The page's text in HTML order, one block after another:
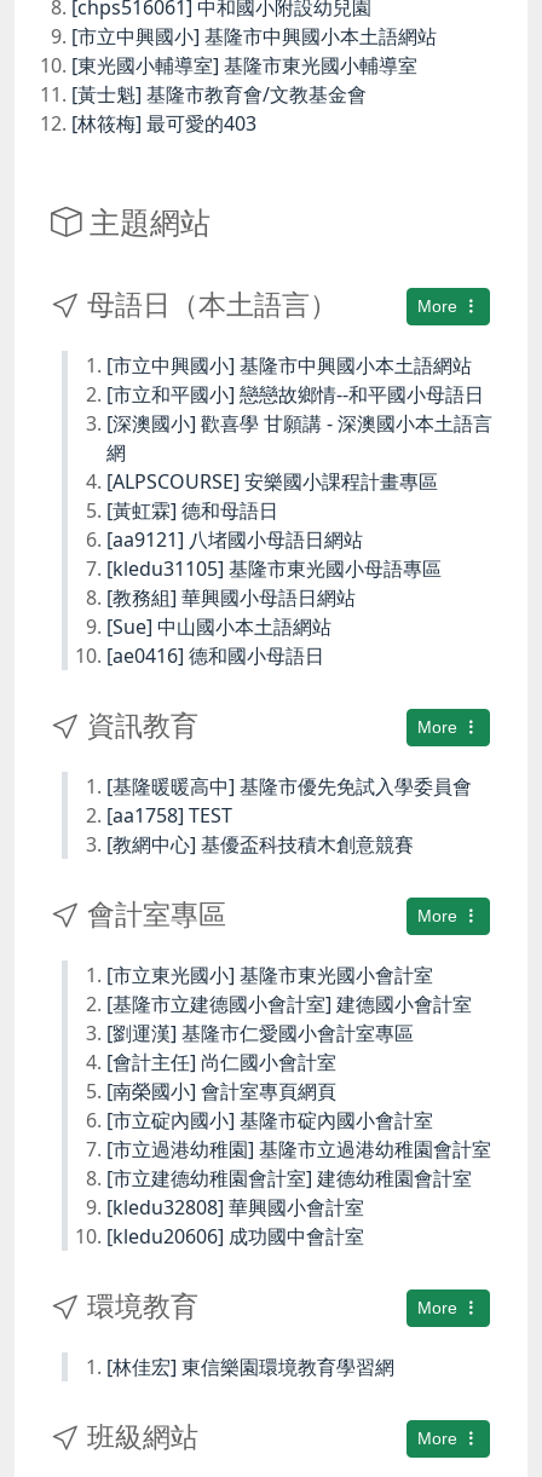
[chps516061] 中和國小附設幼兒園
[市立中興國小] 基隆市中興國小本土語網站
[東光國小輔導室] 基隆市東光國小輔導室
[黃士魁] 基隆市教育會/文教基金會
[林筱梅] 最可愛的403
主題網站
More
母語日（本土語言）
[市立中興國小] 基隆市中興國小本土語網站
[市立和平國小] 戀戀故鄉情--和平國小母語日
[深澳國小] 歡喜學 甘願講 - 深澳國小本土語言
網
[ALPSCOURSE] 安樂國小課程計畫專區
[黃虹霖] 德和母語日
[aa9121] 八堵國小母語日網站
[kledu31105] 基隆市東光國小母語專區
[教務組] 華興國小母語日網站
[Sue] 中山國小本土語網站
[ae0416] 德和國小母語日
More
資訊教育
[基隆暖暖高中] 基隆市優先免試入學委員會
[aa1758] TEST
[教網中心] 基優盃科技積木創意競賽
More
會計室專區
[市立東光國小] 基隆市東光國小會計室
[基隆市立建德國小會計室] 建德國小會計室
[劉運漢] 基隆市仁愛國小會計室專區
[會計主任] 尚仁國小會計室
[南榮國小] 會計室專頁網頁
[市立碇內國小] 基隆市碇內國小會計室
[市立過港幼稚園] 基隆市立過港幼稚園會計室
[市立建德幼稚園會計室] 建德幼稚園會計室
[kledu32808] 華興國小會計室
[kledu20606] 成功國中會計室
More
環境教育
[林佳宏] 東信樂園環境教育學習網
More
班級網站